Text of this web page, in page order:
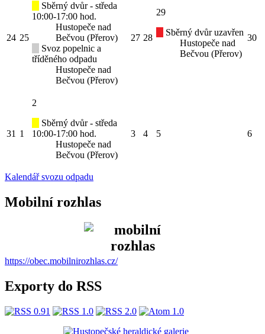
24 25
Sběrný dvůr - středa
10:00-17:00 hod.
Hustopeče nad
Bečvou (Přerov)
Svoz popelnic a
tříděného odpadu
Hustopeče nad
Bečvou (Přerov)
27 28
29
Sběrný dvůr uzavřen
Hustopeče nad
Bečvou (Přerov)
30
31 1
2
Sběrný dvůr - středa
10:00-17:00 hod.
Hustopeče nad
Bečvou (Přerov)
3 4 5 6
Kalendář svozu odpadu
Mobilní rozhlas
https://obec.mobilnirozhlas.cz/
Exporty do RSS